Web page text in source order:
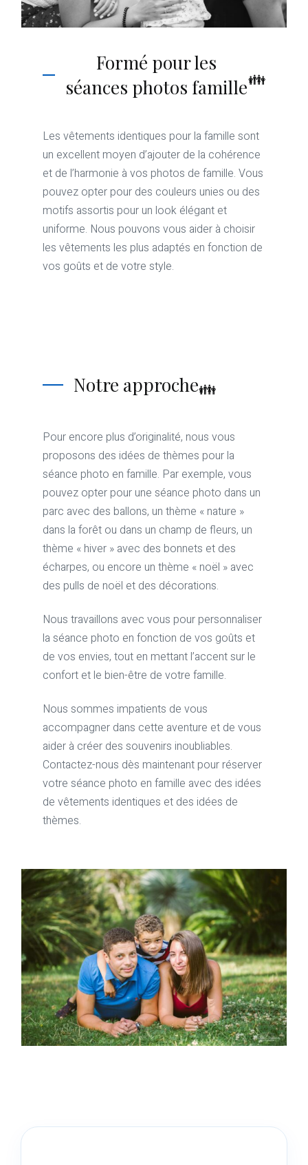
Formé pour les
séances photos famille
Les vêtements identiques pour la famille sont
un excellent moyen d’ajouter de la cohérence
et de l’harmonie à vos photos de famille. Vous
pouvez opter pour des couleurs unies ou des
motifs assortis pour un look élégant et
uniforme. Nous pouvons vous aider à choisir
les vêtements les plus adaptés en fonction de
vos goûts et de votre style.
Notre approche
Pour encore plus d’originalité, nous vous
proposons des idées de thèmes pour la
séance photo en famille. Par exemple, vous
pouvez opter pour une séance photo dans un
parc avec des ballons, un thème « nature »
dans la forêt ou dans un champ de fleurs, un
thème « hiver » avec des bonnets et des
écharpes, ou encore un thème « noël » avec
des pulls de noël et des décorations.
Nous travaillons avec vous pour personnaliser
la séance photo en fonction de vos goûts et
de vos envies, tout en mettant l’accent sur le
confort et le bien-être de votre famille.
Nous sommes impatients de vous
accompagner dans cette aventure et de vous
aider à créer des souvenirs inoubliables.
Contactez-nous dès maintenant pour réserver
votre séance photo en famille avec des idées
de vêtements identiques et des idées de
thèmes.